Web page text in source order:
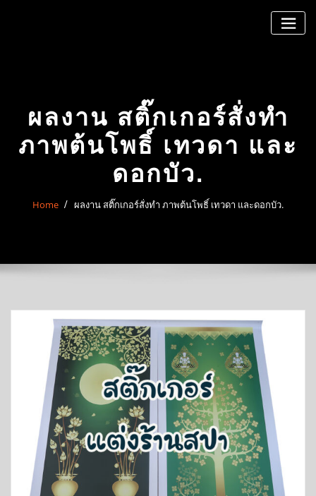
ผลงาน สติ๊กเกอร์สั่งทำ
ภาพต้นโพธิ์ เทวดา และ
ดอกบัว.
Home ผลงาน สติ๊กเกอร์สั่งทำ ภาพต้นโพธิ์ เทวดา และดอกบัว.